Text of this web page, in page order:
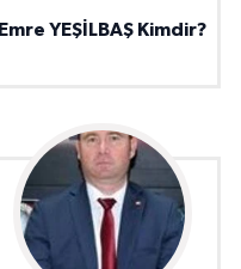
Emre YEŞİLBAŞ Kimdir?